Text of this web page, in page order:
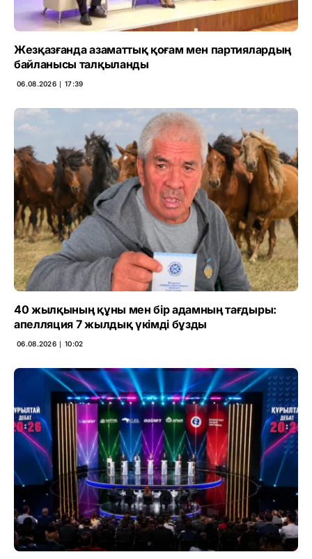
Жезқазғанда азаматтық қоғам мен партиялардың
байланысы талқыланды
06.08.2026 ∣ 17:39
40 жылқының құны мен бір адамның тағдыры:
апелляция 7 жылдық үкімді бұзды
06.08.2026 ∣ 10:02